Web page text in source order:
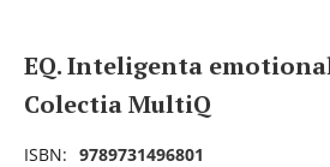
EQ. Inteligenta
Colectia MultiQ
ISBN: 9789731496801